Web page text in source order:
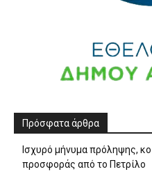
Πρόσφατα άρθρα
Ισχυρό μήνυμα πρόληψης,
προσφοράς από το Πετρίλο